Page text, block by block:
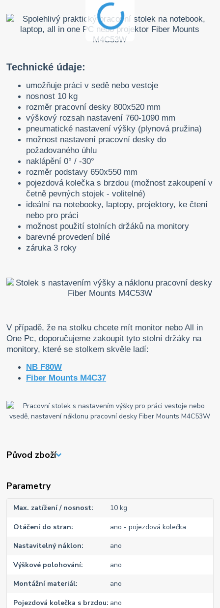
Technické údaje:
umožňuje práci v sedě nebo vestoje
nosnost 10 kg
rozměr pracovní desky 800x520 mm
výškový rozsah nastavení 760-1090 mm
pneumatické nastavení výšky (plynová pružina)
možnost nastavení pracovní desky do
požadovaného úhlu
naklápění 0° / -30°
rozměr podstavy 650x550 mm
pojezdová kolečka s brzdou (možnost zakoupení v
četně pevných stojek - volitelné)
ideální na notebooky, laptopy, projektory, ke čtení
nebo pro práci
možnost použití stolních držáků na monitory
barevné provedení bílé
záruka 3 roky
V případě, že na stolku chcete mít monitor nebo All in
One Pc, doporučujeme zakoupit tyto stolní držáky na
monitory, které se stolkem skvěle ladí:
NB F80W
Fiber Mounts M4C37
Původ zboží
Parametry
Max. zatížení / nosnost 10 kg
Otáčení do stran ano - pojezdová kolečka
Nastavitelný náklon ano
Výškové polohování ano
Montážní materiál ano
Pojezdová kolečka s brzdou ano